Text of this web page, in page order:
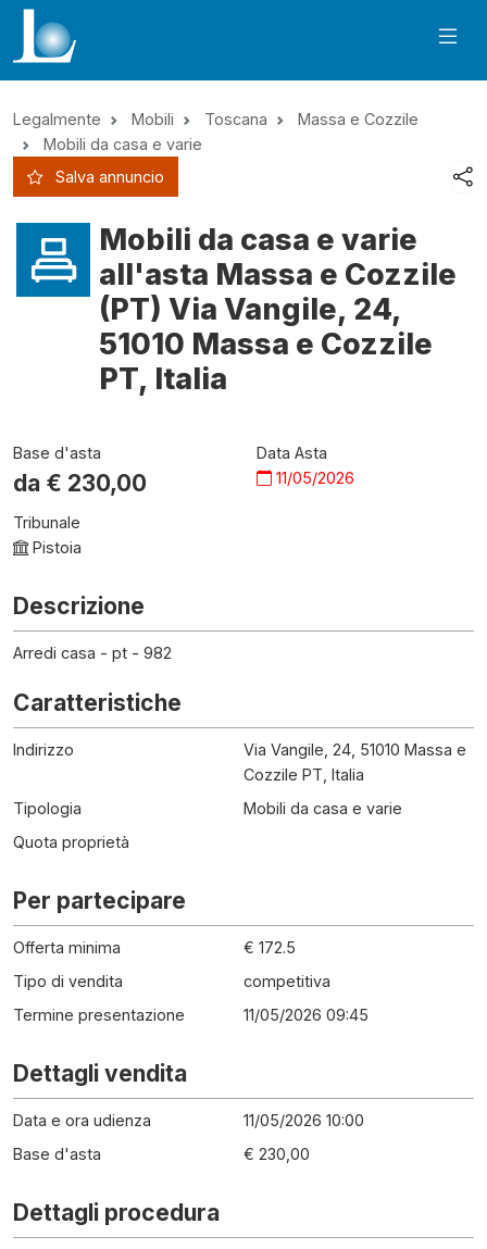
Legalmente Mobili Toscana
Massa e Cozzile
Mobili da casa e varie
Salva annuncio
Mobili da casa e varie
all'asta Massa e Cozzile
(PT) Via Vangile, 24,
51010 Massa e Cozzile
PT, Italia
Base d'asta
da € 230,00
Data Asta
11/05/2026
Tribunale
Pistoia
Descrizione
Arredi casa - pt - 982
Caratteristiche
Indirizzo
Via Vangile, 24, 51010 Massa e
Cozzile PT, Italia
Tipologia
Mobili da casa e varie
Quota proprietà
Per partecipare
Offerta minima
€ 172.5
Tipo di vendita
competitiva
Termine presentazione
11/05/2026 09:45
Dettagli vendita
Data e ora udienza
11/05/2026 10:00
Base d'asta
€ 230,00
Dettagli procedura